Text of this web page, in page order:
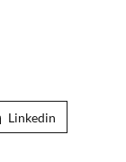
Linkedin